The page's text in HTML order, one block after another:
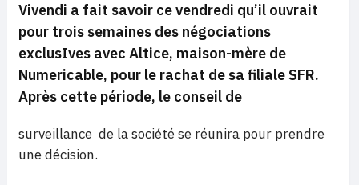
Vivendi a fait savoir ce vendredi qu’il ouvrait
pour trois semaines des négociations
exclusIves avec Altice, maison-mère de
Numericable, pour le rachat de sa filiale SFR.
Après cette période, le conseil de
surveillance de la société se réunira pour prendre
une décision.